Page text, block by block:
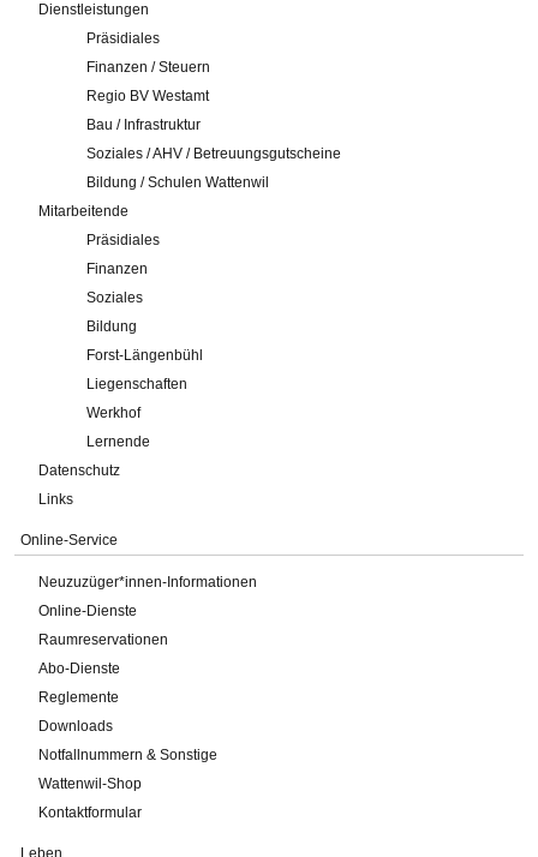
Dienstleistungen
Präsidiales
Finanzen / Steuern
Regio BV Westamt
Bau / Infrastruktur
Soziales / AHV / Betreuungsgutscheine
Bildung / Schulen Wattenwil
Mitarbeitende
Präsidiales
Finanzen
Soziales
Bildung
Forst-Längenbühl
Liegenschaften
Werkhof
Lernende
Datenschutz
Links
Online-Service
Neuzuzüger*innen-Informationen
Online-Dienste
Raumreservationen
Abo-Dienste
Reglemente
Downloads
Notfallnummern & Sonstige
Wattenwil-Shop
Kontaktformular
Leben